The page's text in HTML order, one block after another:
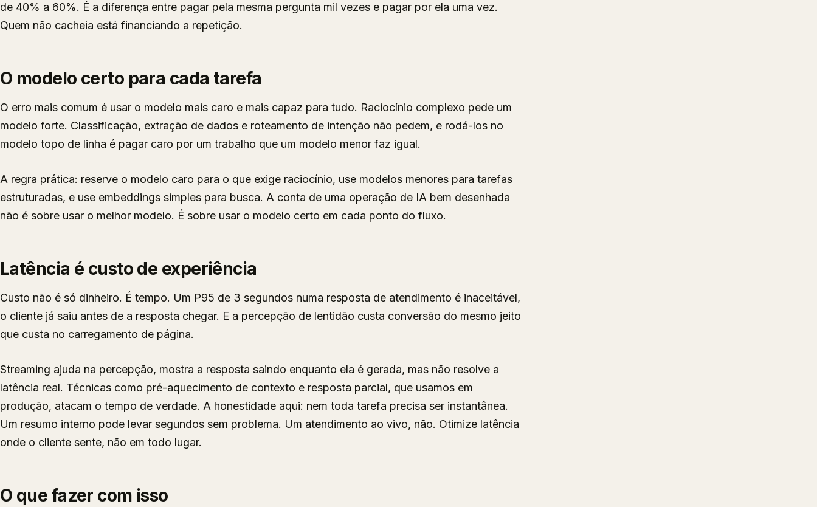
de 40% a 60%. É a diferença entre pagar pela mesma pergunta mil vezes e pagar por ela uma vez.
Quem não cacheia está financiando a repetição.
O modelo certo para cada tarefa
O erro mais comum é usar o modelo mais caro e mais capaz para tudo. Raciocínio complexo pede um
modelo forte. Classificação, extração de dados e roteamento de intenção não pedem, e rodá-los no
modelo topo de linha é pagar caro por um trabalho que um modelo menor faz igual.
A regra prática: reserve o modelo caro para o que exige raciocínio, use modelos menores para tarefas
estruturadas, e use embeddings simples para busca. A conta de uma operação de IA bem desenhada
não é sobre usar o melhor modelo. É sobre usar o modelo certo em cada ponto do fluxo.
Latência é custo de experiência
Custo não é só dinheiro. É tempo. Um P95 de 3 segundos numa resposta de atendimento é inaceitável,
o cliente já saiu antes de a resposta chegar. E a percepção de lentidão custa conversão do mesmo jeito
que custa no carregamento de página.
Streaming ajuda na percepção, mostra a resposta saindo enquanto ela é gerada, mas não resolve a
latência real. Técnicas como pré-aquecimento de contexto e resposta parcial, que usamos em
produção, atacam o tempo de verdade. A honestidade aqui: nem toda tarefa precisa ser instantânea.
Um resumo interno pode levar segundos sem problema. Um atendimento ao vivo, não. Otimize latência
onde o cliente sente, não em todo lugar.
O que fazer com isso